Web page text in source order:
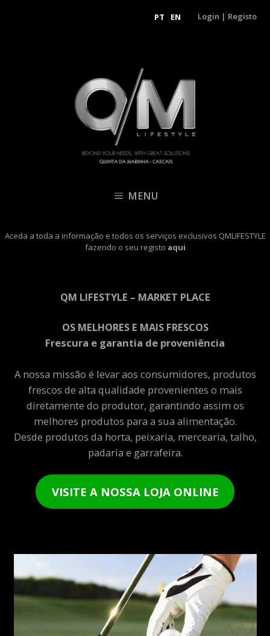
PT EN Login | Registo
MENU
Aceda a toda a informação e todos os serviços exclusivos QMLIFESTYLE
fazendo o seu registo aqui
QM LIFESTYLE – MARKET PLACE
OS MELHORES E MAIS FRESCOS
Frescura e garantia de proveniência
A nossa missão é levar aos consumidores, produtos
frescos de alta qualidade provenientes o mais
diretamente do produtor, garantindo assim os
melhores produtos para a sua alimentação.
Desde produtos da horta, peixaria, mercearia, talho,
padaria e garrafeira.
VISITE A NOSSA LOJA ONLINE